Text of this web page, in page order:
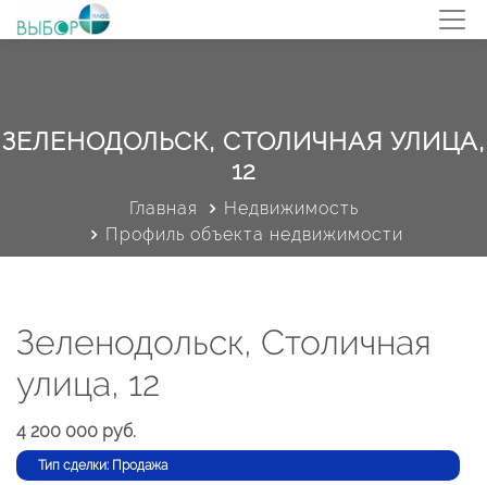
ЗЕЛЕНОДОЛЬСК, СТОЛИЧНАЯ УЛИЦА,
12
Главная
Недвижимость
Профиль объекта недвижимости
Зеленодольск, Столичная
улица, 12
4 200 000 руб.
Тип сделки: Продажа